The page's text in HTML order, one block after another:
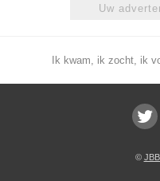
Uw
Ik kwam, ik zocht, ik
©